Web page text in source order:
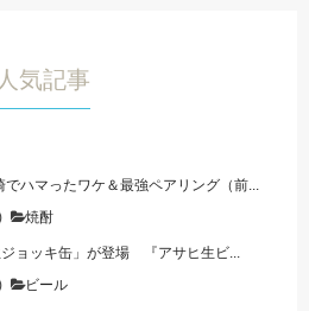
人気記事
でハマったワケ＆最強ペアリング（前...
焼酎
ジョッキ缶」が登場 『アサヒ生ビ...
ビール